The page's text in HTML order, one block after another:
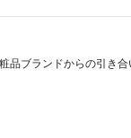
品ブランドからの引き